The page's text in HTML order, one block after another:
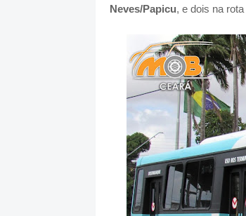
Neves/Papicu, e dois na rota